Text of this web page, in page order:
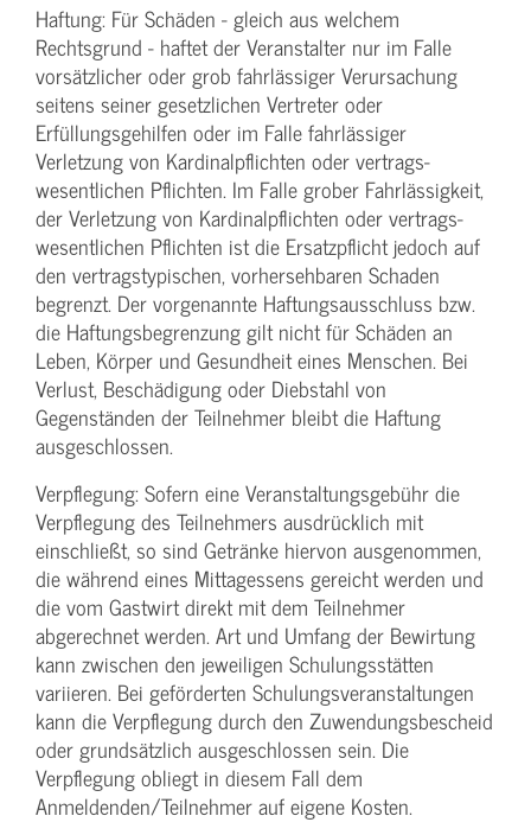
Haftung: Für Schäden - gleich aus welchem
Rechtsgrund - haftet der Veranstalter nur im Falle
vorsätzlicher oder grob fahrlässiger Verursachung
seitens seiner gesetzlichen Vertreter oder
Erfüllungsgehilfen oder im Falle fahrlässiger
Verletzung von Kardinalpflichten oder vertrags­
wesentlichen Pflichten. Im Falle grober Fahrlässigkeit,
der Verletzung von Kardinalpflichten oder vertrags­
wesentlichen Pflichten ist die Ersatzpflicht jedoch auf
den vertragstypischen, vorhersehbaren Schaden
begrenzt. Der vorgenannte Haftungs­ausschluss bzw.
die Haftungs­begrenzung gilt nicht für Schäden an
Leben, Körper und Gesundheit eines Menschen. Bei
Verlust, Beschädigung oder Diebstahl von
Gegenständen der Teilnehmer bleibt die Haftung
ausgeschlossen.
Verpflegung: Sofern eine Veranstaltungs­gebühr die
Verpflegung des Teilnehmers ausdrücklich mit
einschließt, so sind Getränke hiervon ausgenommen,
die während eines Mittagessens gereicht werden und
die vom Gastwirt direkt mit dem Teilnehmer
abgerechnet werden. Art und Umfang der Bewirtung
kann zwischen den jeweiligen Schulungsstätten
variieren. Bei geförderten Schulungs­veranstaltungen
kann die Verpflegung durch den Zuwendungs­bescheid
oder grundsätzlich ausgeschlossen sein. Die
Verpflegung obliegt in diesem Fall dem
Anmeldenden/­Teilnehmer auf eigene Kosten.